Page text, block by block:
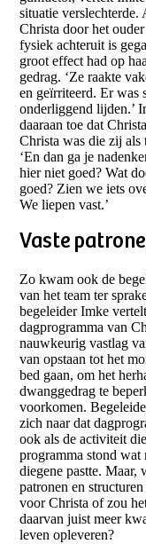
situatie verslechterde.
Christa door het
fysiek achteruit is
groot effect had op
gedrag. ‘Ze raakte
en geïrriteerd. Er was
onderliggend lijden.’
daaraan toe dat
Christa was die zij als
‘En dan ga je
hier niet goed? Wat
goed? Zien we iets
We liepen vast.’
Vaste
Zo kwam ook de
van het team ter
begeleider Imke
dagprogramma van
nauwkeurig vastlag
van opstaan tot het
bed gaan, om het
dwanggedrag te
voorkomen.
zich naar dat
ook als de activiteit
programma stond wat
diegene pastte. Maar,
patronen en
voor Christa of zou
daarvan juist meer
leven opleveren?